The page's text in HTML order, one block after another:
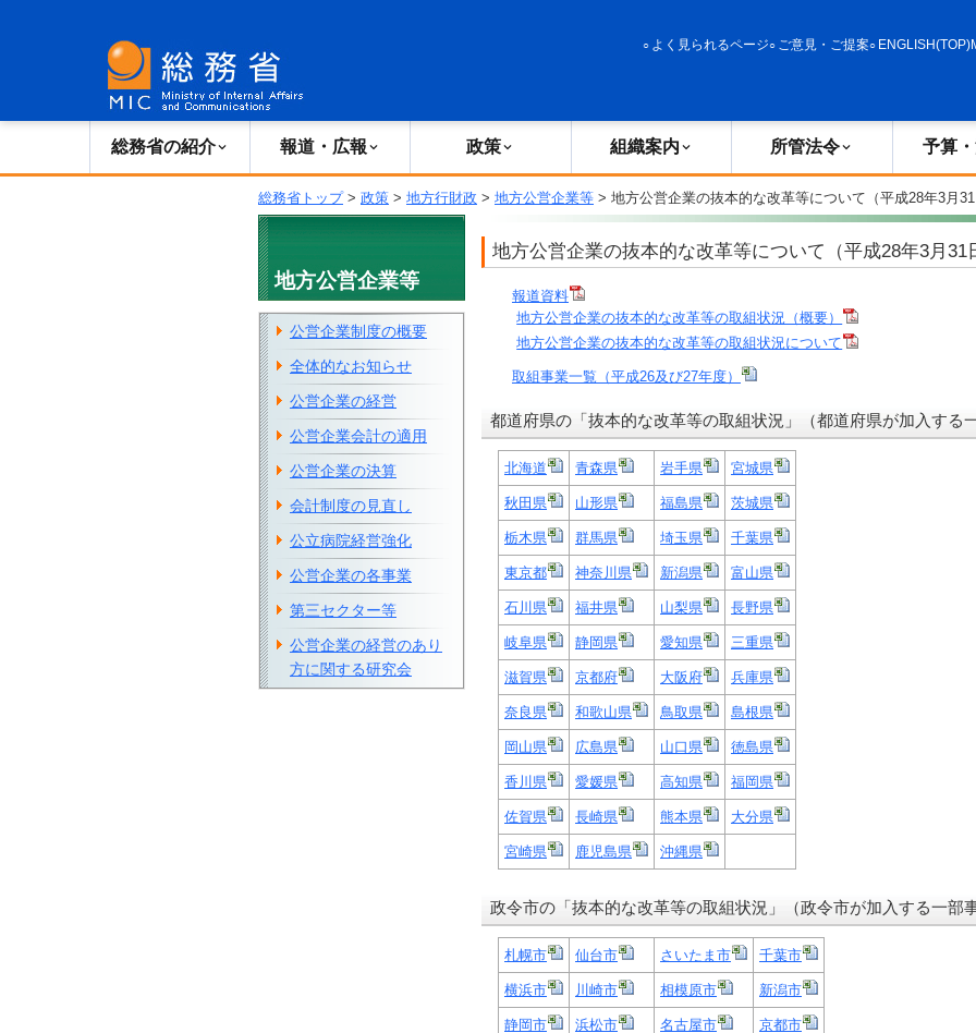
よく見られるページ ご意見・ご提案 ENGLISH(TOP)
総務省の紹介 報道・広報 政策 組織案内 所管法令 予算
総務省トップ> 政策 > 地方行財政 > 地方公営企業等 > 地方公営企業の抜本的な改革等について（平成28年3月31
地方公営企業の抜本的な改革等について（平成28年3月31
報道資料
地方公営企業の抜本的な改革等の取組状況（概要）
地方公営企業の抜本的な改革等の取組状況について
取組事業一覧（平成26及び27年度）
都道府県の「抜本的な改革等の取組状況」（都道府県が加入する
北海道 青森県 岩手県 宮城県
秋田県 山形県 福島県 茨城県
栃木県 群馬県 埼玉県 千葉県
東京都 神奈川県 新潟県 富山県
石川県 福井県 山梨県 長野県
岐阜県 静岡県 愛知県 三重県
滋賀県 京都府 大阪府 兵庫県
奈良県 和歌山県 鳥取県 島根県
岡山県 広島県 山口県 徳島県
香川県 愛媛県 高知県 福岡県
佐賀県 長崎県 熊本県 大分県
宮崎県 鹿児島県 沖縄県
政令市の「抜本的な改革等の取組状況」（政令市が加入する一部
札幌市 仙台市 さいたま市 千葉市
横浜市 川崎市 相模原市 新潟市
静岡市 浜松市 名古屋市 京都市
地方公営企業等
公営企業制度の概要
全体的なお知らせ
公営企業の経営
公営企業会計の適用
公営企業の決算
会計制度の見直し
公立病院経営強化
公営企業の各事業
第三セクター等
公営企業の経営のあり
方に関する研究会